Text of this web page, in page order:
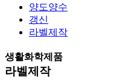
양도양수
갱신
라벨제작
생활화학제품
라벨제작